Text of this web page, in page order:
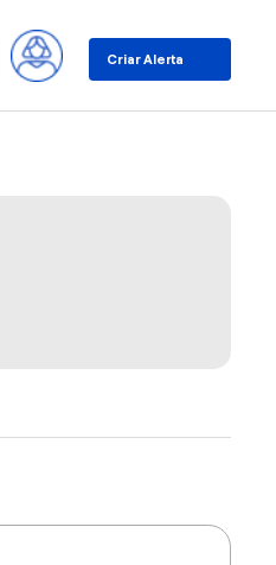
Criar Alerta